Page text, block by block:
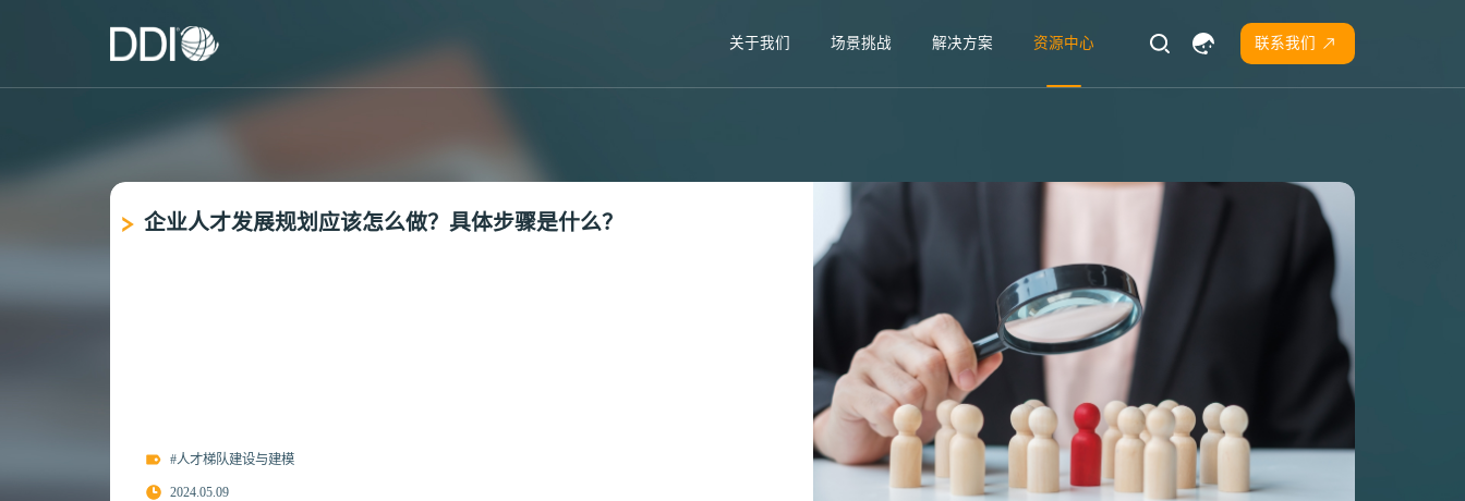
关于我们 场景挑战 解决方案 资源中心 联系我们
企业人才发展规划应该怎么做？具体步骤是什么？
#人才梯队建设与建模
2024.05.09